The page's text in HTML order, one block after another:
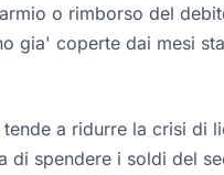
o rimborso del
gia' coperte dai mesi
a ridurre la crisi di
di spendere i soldi del